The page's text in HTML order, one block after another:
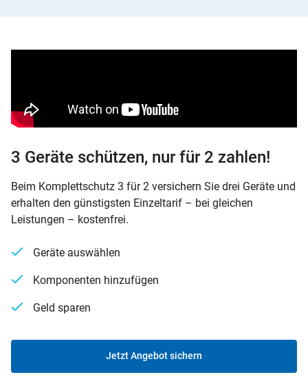
3 Geräte schützen, nur für 2 zahlen!
Beim Komplettschutz 3 für 2 versichern Sie drei Geräte und
erhalten den günstigsten Einzeltarif – bei gleichen
Leistungen – kostenfrei.
Geräte auswählen
Komponenten hinzufügen
Geld sparen
Jetzt Angebot sichern